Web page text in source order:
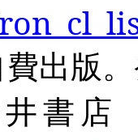
費出版。
書店